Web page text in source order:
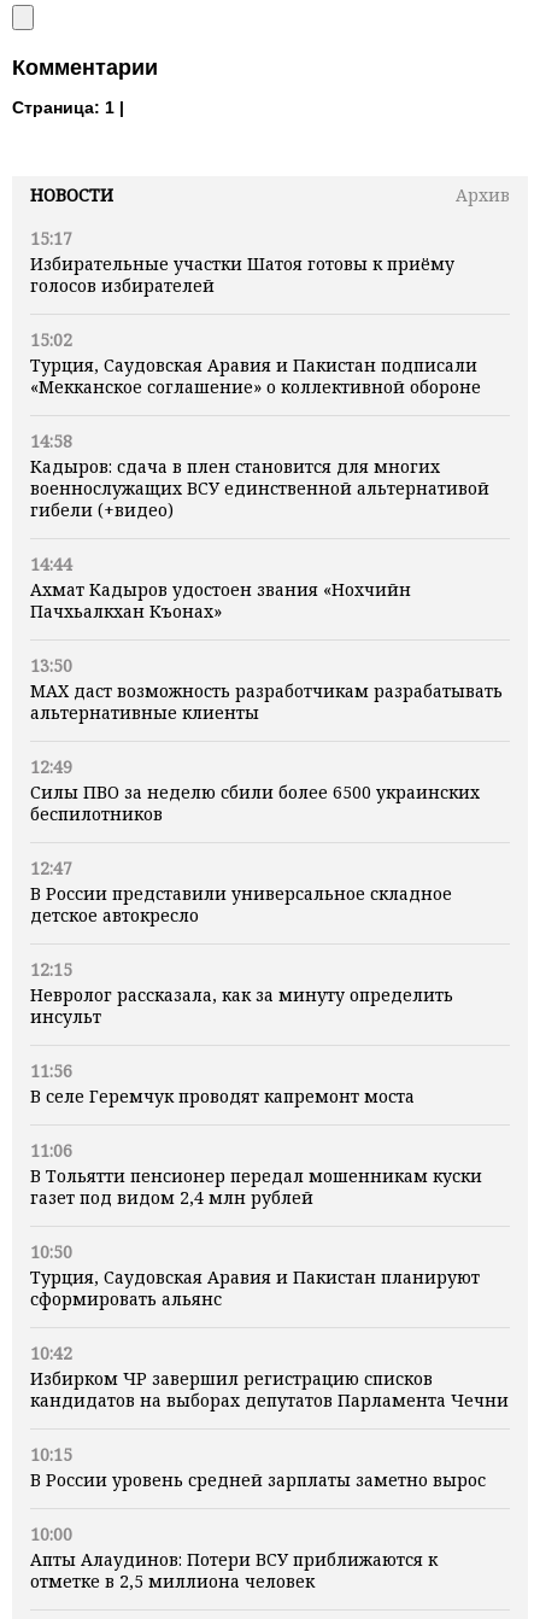
НОВОСТИ
Архив
15:17
Избирательные участки Шатоя готовы к приёму
голосов избирателей
15:02
Турция, Саудовская Аравия и Пакистан подписали
«Мекканское соглашение» о коллективной обороне
14:58
Кадыров: сдача в плен становится для многих
военнослужащих ВСУ единственной альтернативой
гибели (+видео)
14:44
Ахмат Кадыров удостоен звания «Нохчийн
Пачхьалкхан Къонах»
13:50
MAX даст возможность разработчикам разрабатывать
альтернативные клиенты
12:49
Силы ПВО за неделю сбили более 6500 украинских
беспилотников
12:47
В России представили универсальное складное
детское автокресло
12:15
Невролог рассказала, как за минуту определить
инсульт
11:56
В селе Геремчук проводят капремонт моста
11:06
В Тольятти пенсионер передал мошенникам куски
газет под видом 2,4 млн рублей
10:50
Турция, Саудовская Аравия и Пакистан планируют
сформировать альянс
10:42
Избирком ЧР завершил регистрацию списков
кандидатов на выборах депутатов Парламента Чечни
10:15
В России уровень средней зарплаты заметно вырос
10:00
Апты Алаудинов: Потери ВСУ приближаются к
отметке в 2,5 миллиона человек
Комментарии
Страница: 1 |